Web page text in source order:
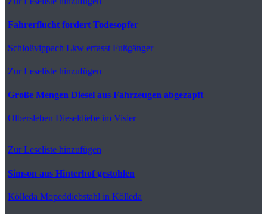
Fahrerflucht fordert Todesopfer
Schloßvippach Lkw erfasst Fußgänger
Zur Leseliste hinzufügen
Große Mengen Diesel aus Fahrzeugen abgezapft
Olbersleben Dieseldiebe im Visier
Zur Leseliste hinzufügen
Simson aus Hinterhof gestohlen
Kölleda Mopeddiebstahl in Kölleda